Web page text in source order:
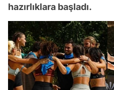
hazırlıklara başladı.